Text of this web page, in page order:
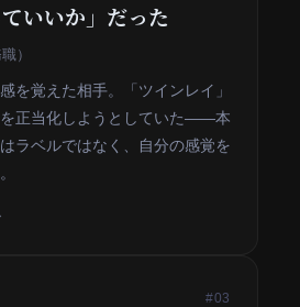
ていいか」だった
）
を覚えた相手。「ツインレイ」
を正当化しようとしていた——本
ラベルではなく、自分の感覚を
#03